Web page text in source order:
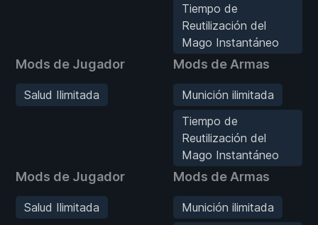
Tiempo de
Reutilización del
Mago Instantáneo
Mods de Jugador
Salud Ilimitada
Mods de Armas
Munición ilimitada
Tiempo de
Reutilización del
Mago Instantáneo
Mods de Jugador
Salud Ilimitada
Mods de Armas
Munición ilimitada